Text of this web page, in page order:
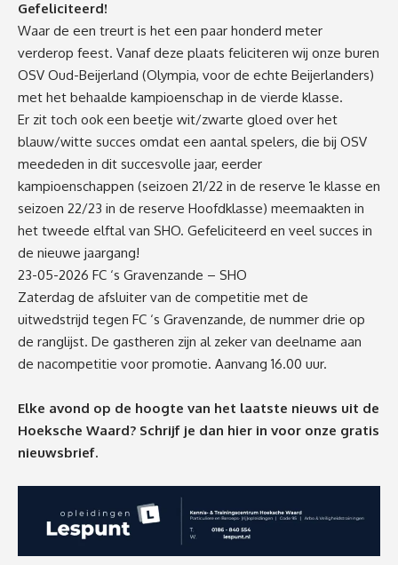
Gefeliciteerd!
Waar de een treurt is het een paar honderd meter
verderop feest. Vanaf deze plaats feliciteren wij onze buren
OSV Oud-Beijerland (Olympia, voor de echte Beijerlanders)
met het behaalde kampioenschap in de vierde klasse.
Er zit toch ook een beetje wit/zwarte gloed over het
blauw/witte succes omdat een aantal spelers, die bij OSV
meededen in dit succesvolle jaar, eerder
kampioenschappen (seizoen 21/22 in de reserve 1e klasse en
seizoen 22/23 in de reserve Hoofdklasse) meemaakten in
het tweede elftal van SHO. Gefeliciteerd en veel succes in
de nieuwe jaargang!
23-05-2026 FC ‘s Gravenzande – SHO
Zaterdag de afsluiter van de competitie met de
uitwedstrijd tegen FC ‘s Gravenzande, de nummer drie op
de ranglijst. De gastheren zijn al zeker van deelname aan
de nacompetitie voor promotie. Aanvang 16.00 uur.
Elke avond op de hoogte van het laatste nieuws uit de
Hoeksche Waard? Schrijf je dan hier in voor onze gratis
nieuwsbrief.